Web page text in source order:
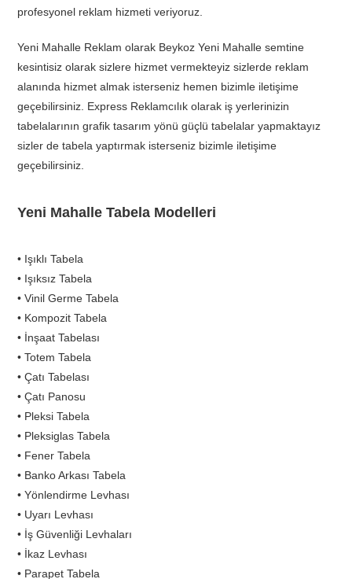
profesyonel reklam hizmeti veriyoruz.
Yeni Mahalle Reklam olarak Beykoz Yeni Mahalle semtine
kesintisiz olarak sizlere hizmet vermekteyiz sizlerde reklam
alanında hizmet almak isterseniz hemen bizimle iletişime
geçebilirsiniz. Express Reklamcılık olarak iş yerlerinizin
tabelalarının grafik tasarım yönü güçlü tabelalar yapmaktayız
sizler de tabela yaptırmak isterseniz bizimle iletişime
geçebilirsiniz.
Yeni Mahalle Tabela Modelleri
• Işıklı Tabela
• Işıksız Tabela
• Vinil Germe Tabela
• Kompozit Tabela
• İnşaat Tabelası
• Totem Tabela
• Çatı Tabelası
• Çatı Panosu
• Pleksi Tabela
• Pleksiglas Tabela
• Fener Tabela
• Banko Arkası Tabela
• Yönlendirme Levhası
• Uyarı Levhası
• İş Güvenliği Levhaları
• İkaz Levhası
• Parapet Tabela